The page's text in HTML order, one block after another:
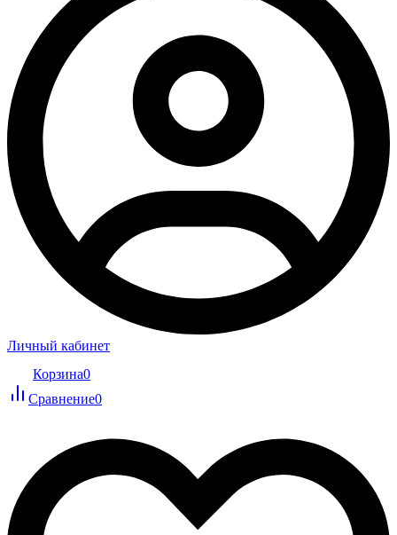
Личный кабинет
Корзина0
Сравнение0